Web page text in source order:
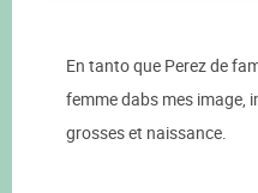
En tanto que Perez de
femme dabs mes image,
grosses et naissance.